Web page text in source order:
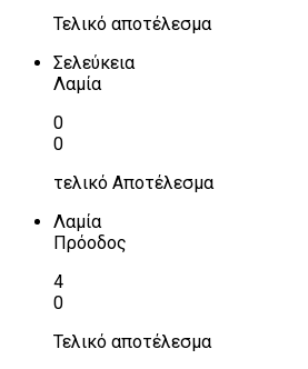
Τελικό αποτέλεσμα
Σελεύκεια
Λαμία
0
0
τελικό Αποτέλεσμα
Λαμία
Πρόοδος
4
0
Τελικό αποτέλεσμα